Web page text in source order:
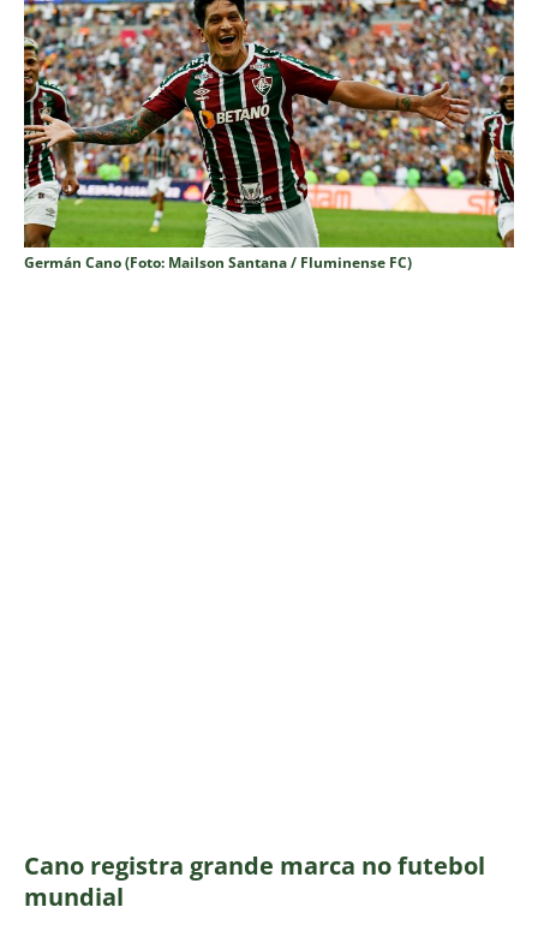
Germán Cano (Foto: Mailson Santana / Fluminense FC)
Cano registra grande marca no futebol
mundial